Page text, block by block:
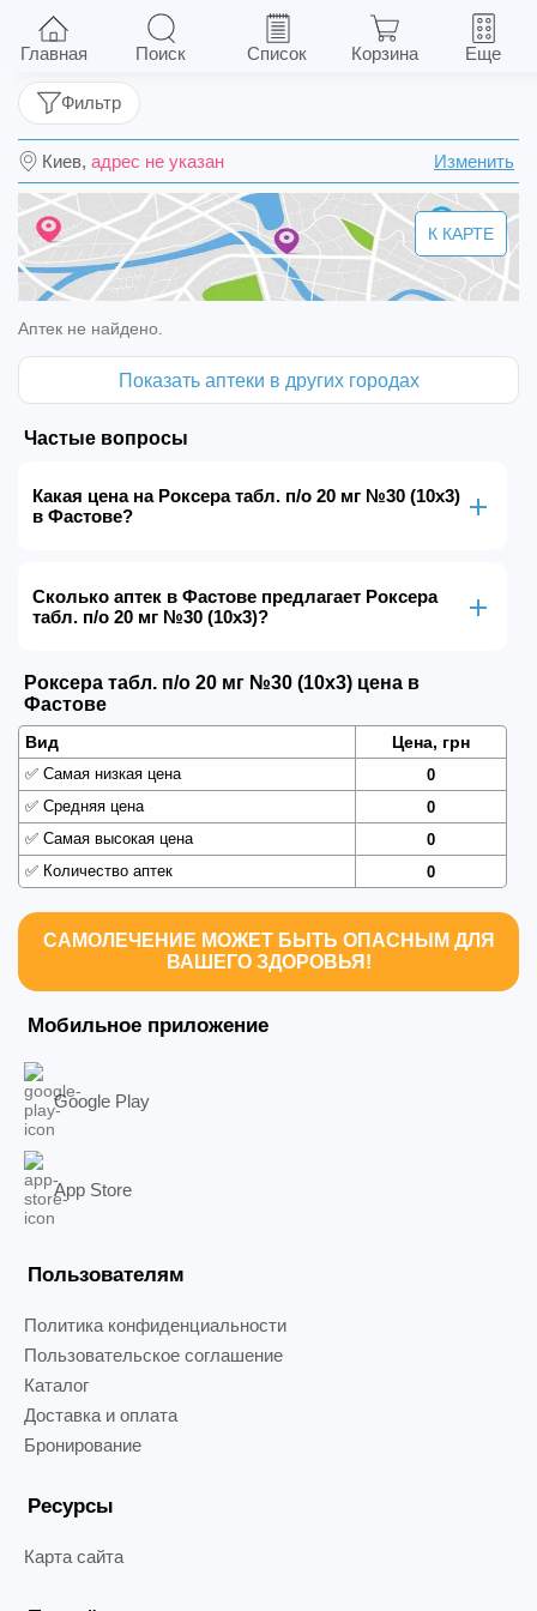
Роксера табл. п/о 20 мг №30 (10х3)
Киев, адрес не указан Изменить
Фильтр
К КАРТЕ
Аптек не найдено.
Показать аптеки в других городах
Частые вопросы
Какая цена на Роксера табл. п/о 20 мг №30 (10х3)
в Фастове?
Сколько аптек в Фастове предлагает Роксера
табл. п/о 20 мг №30 (10х3)?
Роксера табл. п/о 20 мг №30 (10х3) цена в
Фастове
Вид Цена, грн
✅ Самая низкая цена
0
✅ Средняя цена
0
✅ Самая высокая цена
0
✅ Количество аптек 0
САМОЛЕЧЕНИЕ МОЖЕТ БЫТЬ ОПАСНЫМ ДЛЯ
ВАШЕГО ЗДОРОВЬЯ!
Мобильное приложение
Google Play
App Store
Пользователям
Политика конфиденциальности
Пользовательское соглашение
Каталог
Доставка и оплата
Бронирование
Ресурсы
Карта сайта
Главная Поиск Список Корзина Еще